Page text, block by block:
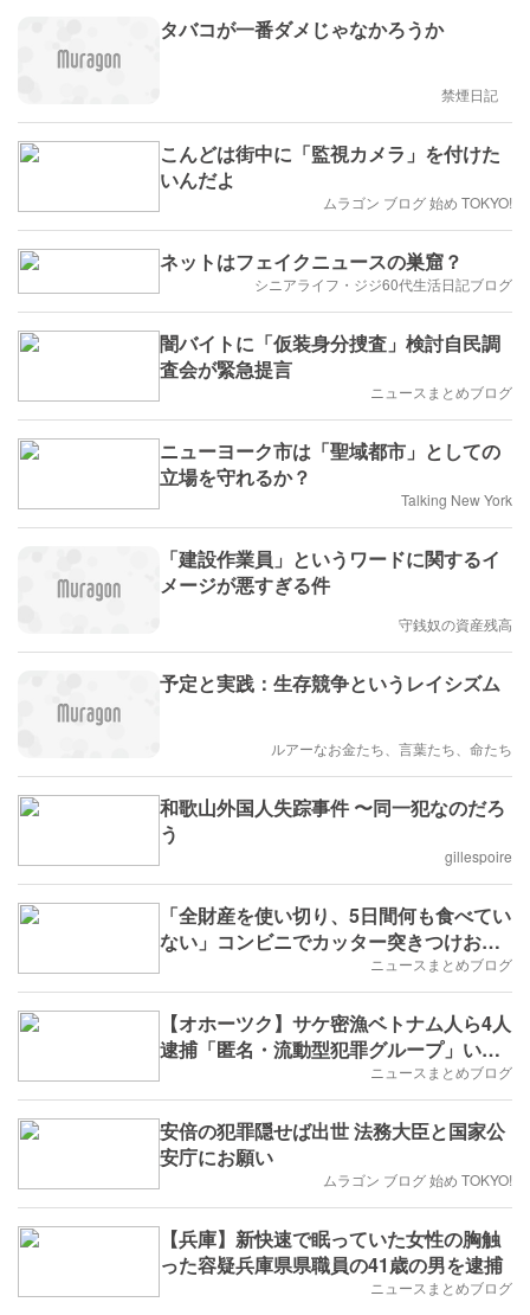
タバコが一番ダメじゃなかろうか
禁煙日記
こんどは街中に「監視カメラ」を付けた
いんだよ
ムラゴン ブログ 始め TOKYO!
ネットはフェイクニュースの巣窟？
シニアライフ・ジジ60代生活日記ブログ
闇バイトに「仮装身分捜査」検討自民調
査会が緊急提言
ニュースまとめブログ
ニューヨーク市は「聖域都市」としての
立場を守れるか？
Talking New York
「建設作業員」というワードに関するイ
メージが悪すぎる件
守銭奴の資産残高
予定と実践：生存競争というレイシズム
ルアーなお金たち、言葉たち、命たち
和歌山外国人失踪事件 〜同一犯なのだろ
う
gillespoire
「全財産を使い切り、5日間何も食べてい
ない」コンビニでカッター突きつけおに
ニュースまとめブログ
【オホーツク】サケ密漁ベトナム人ら4人
逮捕「匿名・流動型犯罪グループ」いわ
ゆる「トクリュウ」の犯行かニュースまとめブログ
安倍の犯罪隠せば出世 法務大臣と国家公
安庁にお願い
ムラゴン ブログ 始め TOKYO!
【兵庫】新快速で眠っていた女性の胸触
った容疑兵庫県県職員の41歳の男を逮捕
ニュースまとめブログ